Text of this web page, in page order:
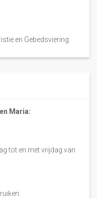
en Gebedsviering
Maria:
tot en met vrijdag van